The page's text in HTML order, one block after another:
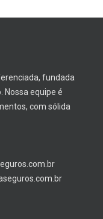
fundada
Nossa equipe é
com sólida